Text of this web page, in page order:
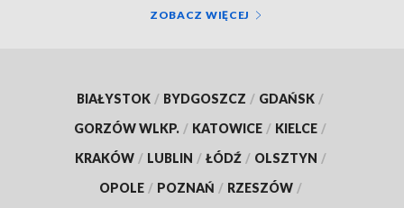
ZOBACZ WIĘCEJ
BIAŁYSTOK / BYDGOSZCZ / GDAŃSK /
GORZÓW WLKP. / KATOWICE / KIELCE /
KRAKÓW / LUBLIN / ŁÓDŹ / OLSZTYN /
OPOLE / POZNAŃ / RZESZÓW /